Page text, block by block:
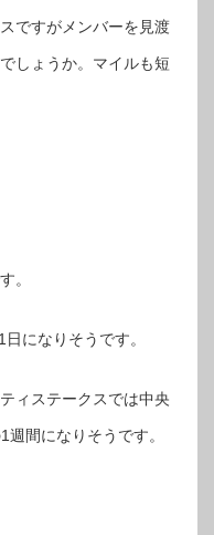
ですがメンバーを見渡
しょうか。マイルも短
。
になりそうです。
ィステークスでは中央
間になりそうです。